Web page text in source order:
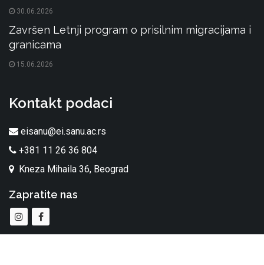
30.06.2026
Završen Letnji program o prisilnim migracijama i
granicama
15.06.2026
Kontakt podaci
eisanu@ei.sanu.ac.rs
+381 11 26 36 804
Kneza Mihaila 36, Beograd
Zapratite nas